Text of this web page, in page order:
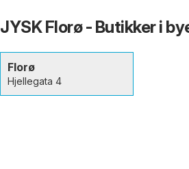
JYSK Florø - Butikker i
Florø
Hjellegata 4